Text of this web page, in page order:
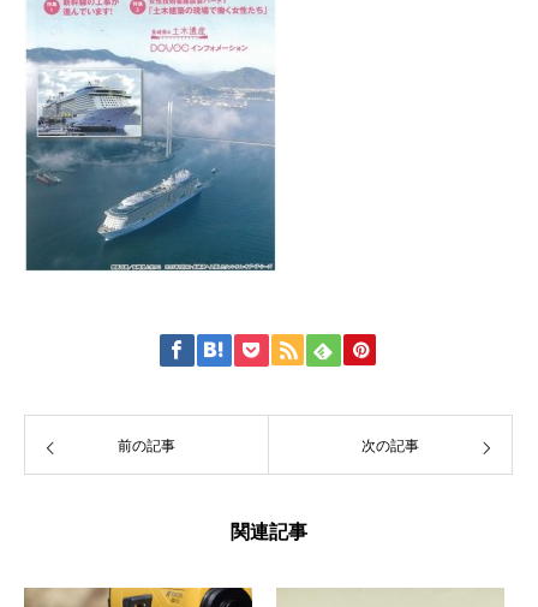
前の記事 次の記事
関連記事